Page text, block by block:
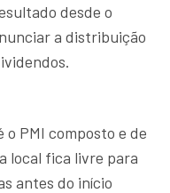
desde o
a distribuição
o PMI composto e de
local fica livre para
antes do início